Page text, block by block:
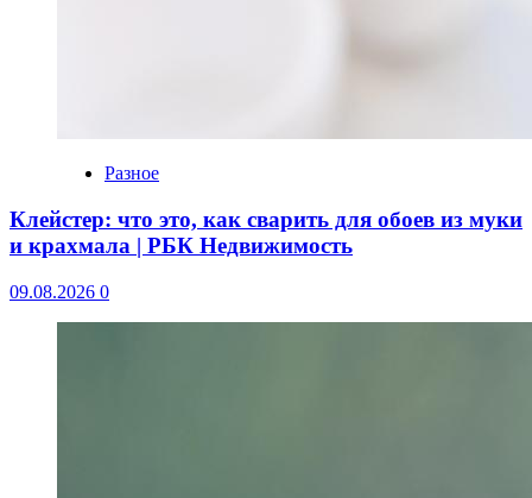
Разное
Клейстер: что это, как сварить для обоев из муки
и крахмала | РБК Недвижимость
09.08.2026 0